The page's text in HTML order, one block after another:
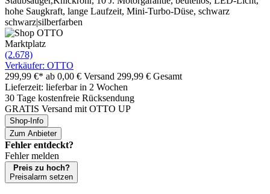
hohe Saugkraft, lange Laufzeit, Mini-Turbo-Düse, schwarz
schwarz|silberfarben
Marktplatz
(2.678)
Verkäufer: OTTO
299,99 €* ab 0,00 € Versand 299,99 € Gesamt
Lieferzeit: lieferbar in 2 Wochen
30 Tage kostenfreie Rücksendung
GRATIS Versand mit OTTO UP
Shop-Info
Zum Anbieter
Fehler entdeckt?
Fehler melden
Preis zu hoch?
Preisalarm setzen